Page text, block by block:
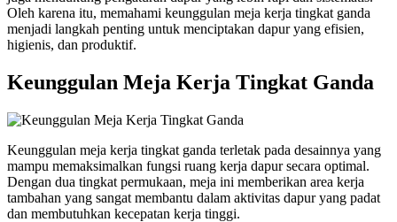
Oleh karena itu, memahami keunggulan meja kerja tingkat ganda
menjadi langkah penting untuk menciptakan dapur yang efisien,
higienis, dan produktif.
Keunggulan Meja Kerja Tingkat Ganda
Keunggulan meja kerja tingkat ganda terletak pada desainnya yang
mampu memaksimalkan fungsi ruang kerja dapur secara optimal.
Dengan dua tingkat permukaan, meja ini memberikan area kerja
tambahan yang sangat membantu dalam aktivitas dapur yang padat
dan membutuhkan kecepatan kerja tinggi.